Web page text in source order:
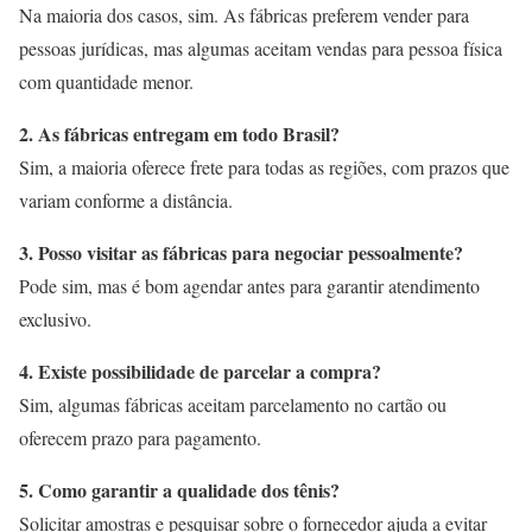
Na maioria dos casos, sim. As fábricas preferem vender para
pessoas jurídicas, mas algumas aceitam vendas para pessoa física
com quantidade menor.
2. As fábricas entregam em todo Brasil?
Sim, a maioria oferece frete para todas as regiões, com prazos que
variam conforme a distância.
3. Posso visitar as fábricas para negociar pessoalmente?
Pode sim, mas é bom agendar antes para garantir atendimento
exclusivo.
4. Existe possibilidade de parcelar a compra?
Sim, algumas fábricas aceitam parcelamento no cartão ou
oferecem prazo para pagamento.
5. Como garantir a qualidade dos tênis?
Solicitar amostras e pesquisar sobre o fornecedor ajuda a evitar